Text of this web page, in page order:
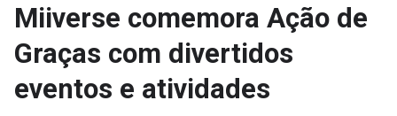
Miiverse comemora Ação de
Graças com divertidos
eventos e atividades